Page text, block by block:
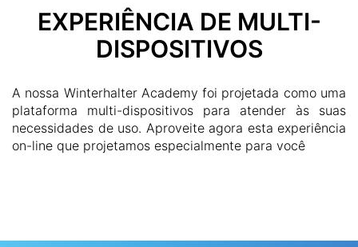
EXPERIÊNCIA DE MULTI-
DISPOSITIVOS
A nossa Winterhalter Academy foi projetada como uma
plataforma multi-dispositivos para atender às suas
necessidades de uso. Aproveite agora esta experiência
on-line que projetamos especialmente para você